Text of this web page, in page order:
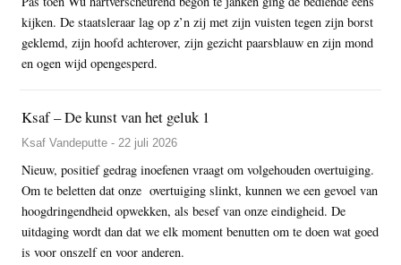
kijken. De staatsleraar lag op z’n zij met zijn vuisten tegen zijn borst
geklemd, zijn hoofd achterover, zijn gezicht paarsblauw en zijn mond
en ogen wijd opengesperd.
Ksaf – De kunst van het geluk 1
Ksaf Vandeputte - 22 juli 2026
Nieuw, positief gedrag inoefenen vraagt om volgehouden overtuiging.
Om te beletten dat onze overtuiging slinkt, kunnen we een gevoel van
hoogdringendheid opwekken, als besef van onze eindigheid. De
uitdaging wordt dan dat we elk moment benutten om te doen wat goed
is voor onszelf en voor anderen.